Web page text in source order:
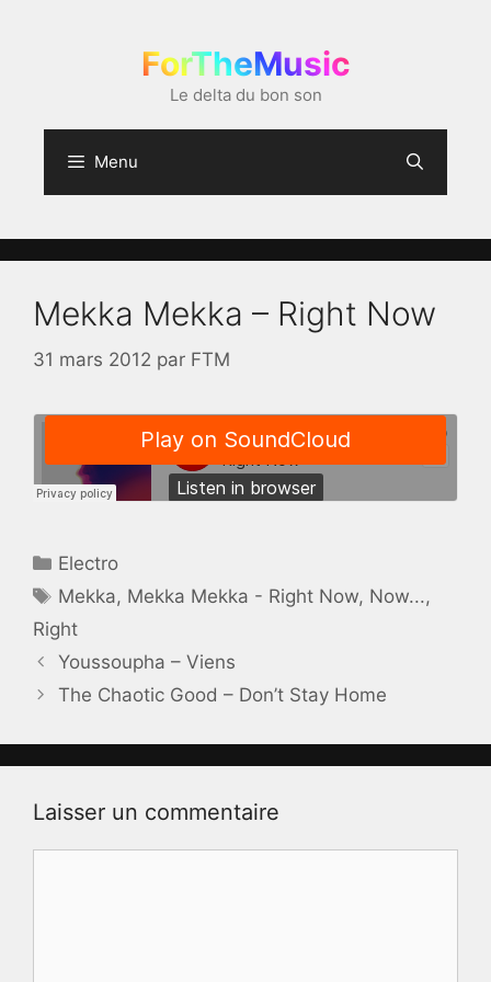
ForTheMusic
Le delta du bon son
Menu
Mekka Mekka – Right Now
31 mars 2012 par FTM
Catégories
Electro
Étiquettes
Mekka, Mekka Mekka - Right Now, Now...,
Right
Youssoupha – Viens
The Chaotic Good – Don’t Stay Home
Laisser un commentaire